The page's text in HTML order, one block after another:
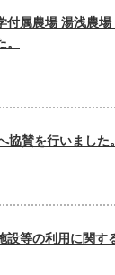
付属農場 湯浅農
協賛を行いました。
設等の利用に関す